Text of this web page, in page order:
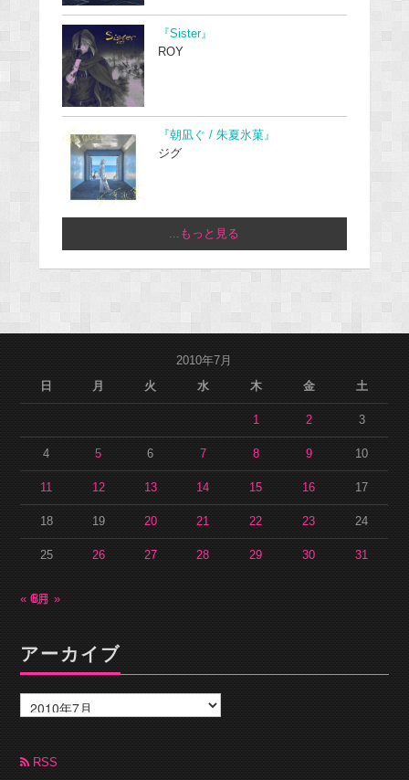
『Sister』
ROY
『朝凪ぐ / 朱夏氷菓』
ジグ
...もっと見る
2010年7月
日
月 火 水 木 金 土
1 2 3
4 5 6 7 8 9 10
11 12 13 14 15 16 17
18 19 20 21 22 23 24
25 26 27 28 29 30 31
« 6月8月 »
アーカイブ
ー
カ
ブ RSS